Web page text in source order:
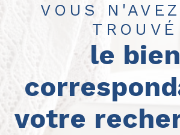
VOUS
TROUVÉ
le bien
votre